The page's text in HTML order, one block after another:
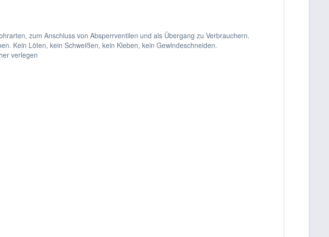
zum Anschluss von Absperrventilen und als Übergang zu Verbrauchern.
Kein Löten, kein Schweißen, kein Kleben, kein Gewindeschneiden.
verlegen